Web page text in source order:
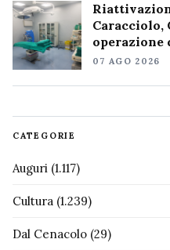
Caracciolo,
operazione
07 AGO 2026
CATEGORIE
Auguri (1.117)
Cultura (1.239)
Dal Cenacolo (29)